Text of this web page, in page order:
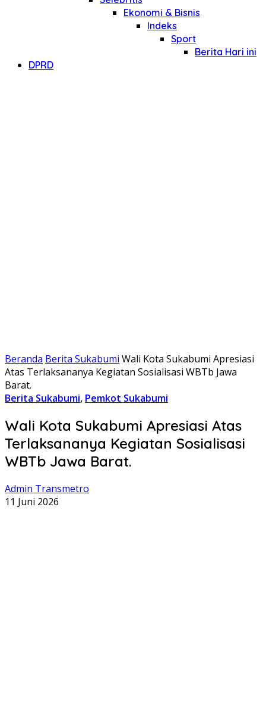
Ekonomi & Bisnis
Indeks
Sport
Berita Hari ini
DPRD
Beranda Berita Sukabumi Wali Kota Sukabumi Apresiasi
Atas Terlaksananya Kegiatan Sosialisasi WBTb Jawa
Barat.
Berita Sukabumi, Pemkot Sukabumi
Wali Kota Sukabumi Apresiasi Atas
Terlaksananya Kegiatan Sosialisasi
WBTb Jawa Barat.
Admin Transmetro
11 Juni 2026